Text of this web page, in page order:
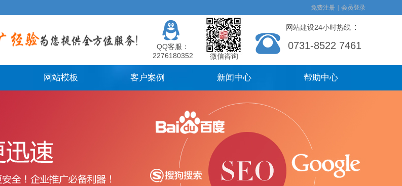
网站建设24小时热线 ：
0731-8522 7461
微信咨询
QQ客服：
2276180352
免费注册 会员登录
网站模板 客户案例 新闻中心 帮助中心